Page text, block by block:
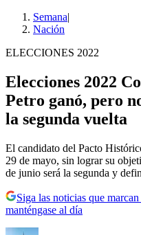
Semana|
Nación
ELECCIONES 2022
Elecciones 2022
Petro ganó, pero
la segunda vuelta
El candidato del Pacto
29 de mayo, sin lograr su
de junio será la segunda y
Siga las noticias que
manténgase al día